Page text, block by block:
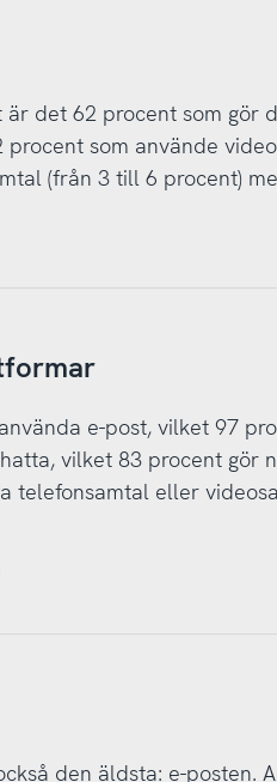
det 62 procent som gör
som använde
(från 3 till 6 procent)
e-post, vilket 97
vilket 83 procent gör
telefonsamtal eller
den äldsta: e-posten.